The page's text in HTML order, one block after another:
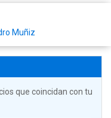
Muñiz
que coincidan con tu